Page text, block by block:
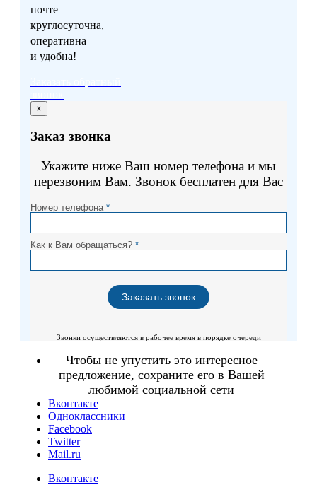
почте
круглосуточна,
оперативна
и удобна!
×
Заказ звонка
Укажите ниже Ваш номер телефона и мы
перезвоним Вам. Звонок бесплатен для Вас
Номер телефона *
Как к Вам обращаться? *
Звонки осуществляются в рабочее время в порядке очереди
Чтобы не упустить это интересное
предложение, сохраните его в Вашей
любимой социальной сети
Вконтакте
Одноклассники
Facebook
Twitter
Mail.ru
Вконтакте